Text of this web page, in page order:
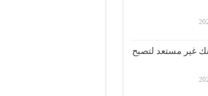
غير مستعد لتصبح